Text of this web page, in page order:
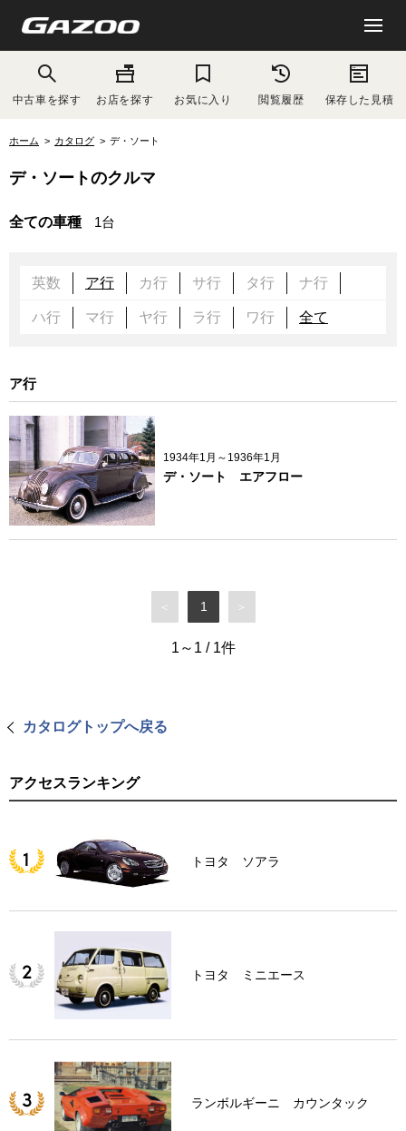
中古車を探す お店を探す お気に入り 閲覧履歴 保存した見積
ホーム カタログ デ・ソート
デ・ソートのクルマ
全ての車種 1台
英数 ア行 カ行 サ行 タ行 ナ行
ハ行 マ行 ヤ行 ラ行 ワ行 全て
ア行
1934年1月～1936年1月
デ・ソート エアフロー
＜ 1 ＞
1～1/ 1件
カタログトップへ戻る
アクセスランキング
トヨタ ソアラ
トヨタ ミニエース
ランボルギーニ カウンタック